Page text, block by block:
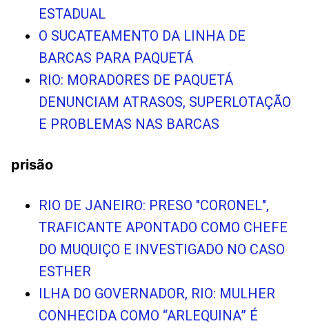
ESTADUAL
O SUCATEAMENTO DA LINHA DE
BARCAS PARA PAQUETÁ
RIO: MORADORES DE PAQUETÁ
DENUNCIAM ATRASOS, SUPERLOTAÇÃO
E PROBLEMAS NAS BARCAS
prisão
RIO DE JANEIRO: PRESO "CORONEL",
TRAFICANTE APONTADO COMO CHEFE
DO MUQUIÇO E INVESTIGADO NO CASO
ESTHER
ILHA DO GOVERNADOR, RIO: MULHER
CONHECIDA COMO “ARLEQUINA” É